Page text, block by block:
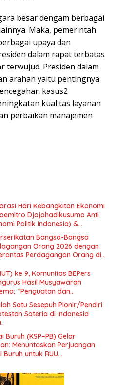
besar dengam berbagai
Maka, pemerintah
upaya dan
dalam rapat terbatas
terwujud. Presiden dalam
arahan yaitu pentingnya
kasus2
kualitas layanan
perbaikan manajemen
Hari Kebangkitan Ekonomi
Djojohadikusumo Anti
Politik Indonesia) &
Undang-Undang Perekonomian
dalam Menata Bangsa
Bangsa-Bangsa
Orang 2026 dengan
Perdagangan Orang di
ke 9, Komunitas BEPers
Hasil Musyawarah
“Penguatan dan
yang Berbasis Riset di seluruh
Satu Sesepuh Pionir/Pendiri
Soteria di Indonesia
Buruh (KSP–PB) Gelar
Menuntaskan Perjuangan
untuk RUU